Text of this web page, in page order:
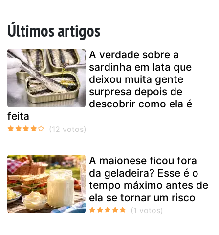
Últimos artigos
A verdade sobre a
sardinha em lata que
deixou muita gente
surpresa depois de
descobrir como ela é
feita
A maionese ficou fora
da geladeira? Esse é o
tempo máximo antes de
ela se tornar um risco